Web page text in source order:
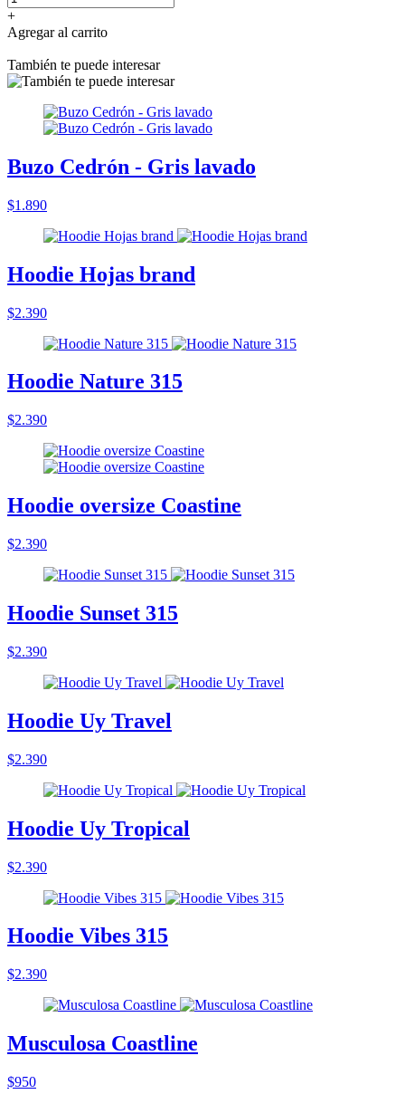
+
Agregar al carrito
También te puede interesar
Buzo Cedrón - Gris lavado
$1.890
Hoodie Hojas brand
$2.390
Hoodie Nature 315
$2.390
Hoodie oversize Coastine
$2.390
Hoodie Sunset 315
$2.390
Hoodie Uy Travel
$2.390
Hoodie Uy Tropical
$2.390
Hoodie Vibes 315
$2.390
Musculosa Coastline
$950